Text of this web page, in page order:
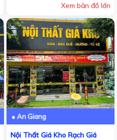
Xem bản đồ lớn
● An Giang
Nội Thất Giá Kho Rạch Giá